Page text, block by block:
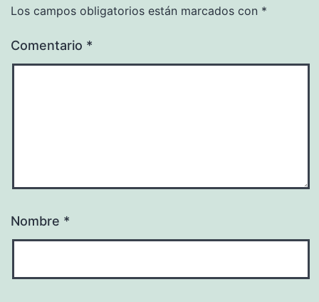
Los campos obligatorios están marcados con *
Comentario *
Nombre *